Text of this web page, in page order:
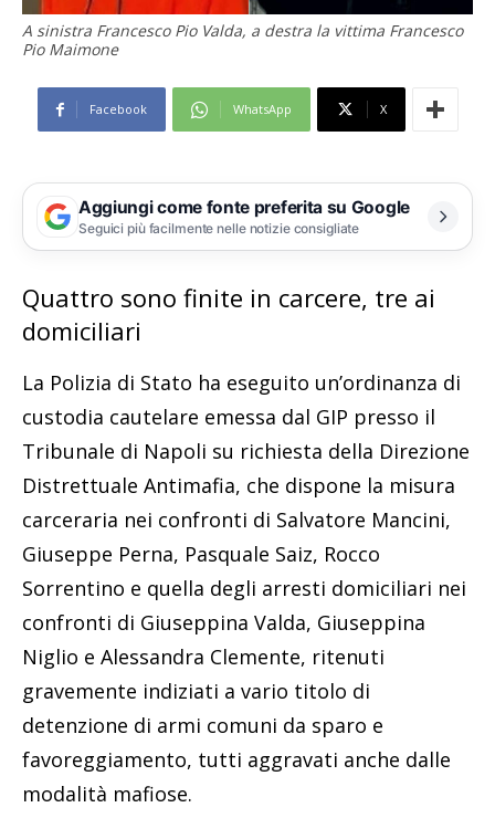
A sinistra Francesco Pio Valda, a destra la vittima Francesco
Pio Maimone
Facebook WhatsApp X
Aggiungi come fonte preferita su Google
Seguici più facilmente nelle notizie consigliate
Quattro sono finite in carcere, tre ai
domiciliari
La Polizia di Stato ha eseguito un’ordinanza di
custodia cautelare emessa dal GIP presso il
Tribunale di Napoli su richiesta della Direzione
Distrettuale Antimafia, che dispone la misura
carceraria nei confronti di Salvatore Mancini,
Giuseppe Perna, Pasquale Saiz, Rocco
Sorrentino e quella degli arresti domiciliari nei
confronti di Giuseppina Valda, Giuseppina
Niglio e Alessandra Clemente, ritenuti
gravemente indiziati a vario titolo di
detenzione di armi comuni da sparo e
favoreggiamento, tutti aggravati anche dalle
modalità mafiose.